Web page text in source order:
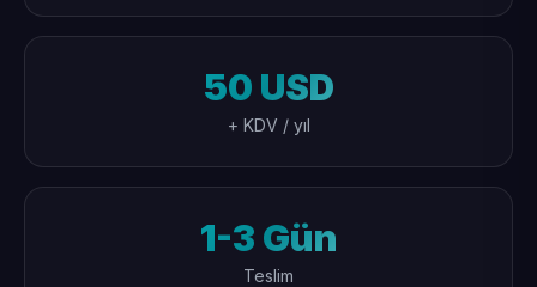
50 USD
+ KDV / yıl
1-3 Gün
Teslim